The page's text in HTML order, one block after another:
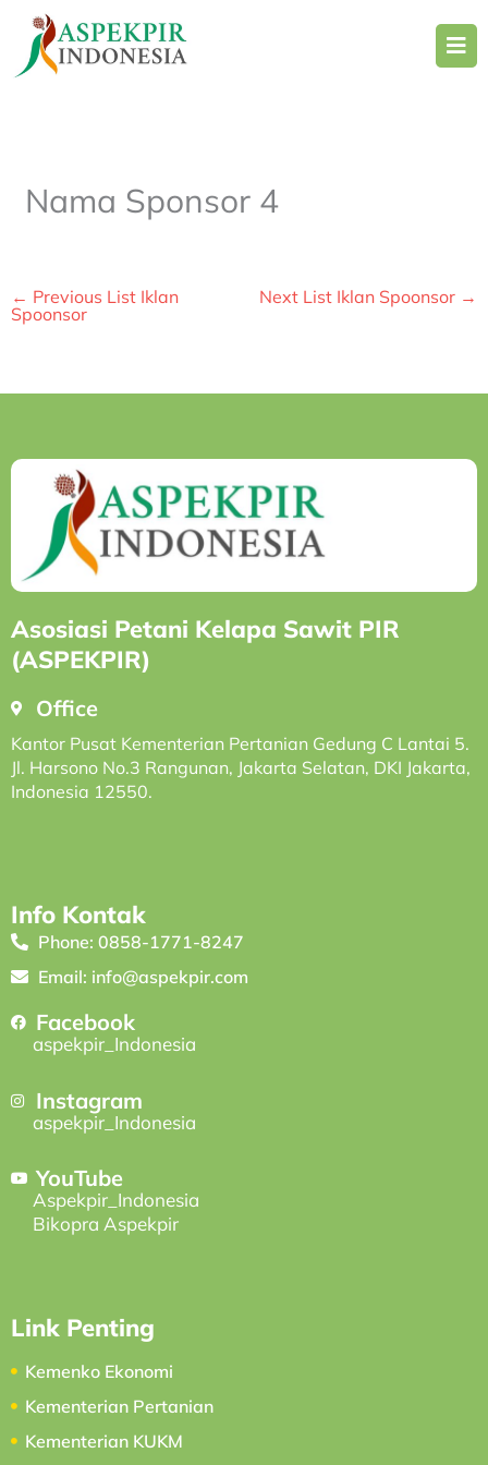
content
Nama Sponsor 4
← Previous List Iklan
Spoonsor
Next List Iklan Spoonsor →
Asosiasi Petani Kelapa Sawit PIR
(ASPEKPIR)
Office
Kantor Pusat Kementerian Pertanian Gedung C Lantai 5.
Jl. Harsono No.3 Rangunan, Jakarta Selatan, DKI Jakarta,
Indonesia 12550.
Info Kontak
Phone: 0858-1771-8247
Email: info@aspekpir.com
Facebook
aspekpir_Indonesia
Instagram
aspekpir_Indonesia
YouTube
Aspekpir_Indonesia
Bikopra Aspekpir
Link Penting
Kemenko Ekonomi
Kementerian Pertanian
Kementerian KUKM